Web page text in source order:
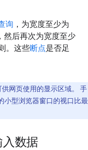
询 ，为宽度至少为
然后再次为宽度至少
。这些断点是否足
供网页使用的显示区域。 手
小型浏览器窗口的视口比最
数据